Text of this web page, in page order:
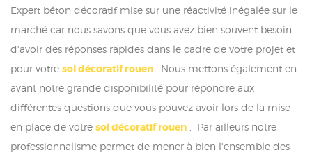
Expert béton décoratif mise sur une réactivité inégalée sur le
marché car nous savons que vous avez bien souvent besoin
d'avoir des réponses rapides dans le cadre de votre projet et
pour votre sol décoratif rouen . Nous mettons également en
avant notre grande disponibilité pour répondre aux
différentes questions que vous pouvez avoir lors de la mise
en place de votre sol décoratif rouen . Par ailleurs notre
professionnalisme permet de mener à bien l'ensemble des